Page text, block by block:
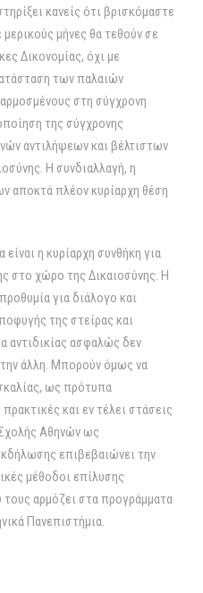
κανείς ότι βρισκόμαστε
μήνες θα τεθούν σε
Δικονομίας, όχι με
των παλαιών
στη σύγχρονη
της σύγχρονης
αντιλήψεων και βέλτιστων
Η συνδιαλλαγή, η
αποκτά πλέον κυρίαρχη θέση
η κυρίαρχη συνθήκη για
στο χώρο της Δικαιοσύνης. Η
για διάλογο και
της στείρας και
αντιδικίας ασφαλώς δεν
άλλη. Μπορούν όμως να
ως πρότυπα
και εν τέλει στάσεις
Αθηνών ως
επιβεβαιώνει την
μέθοδοι επίλυσης
αρμόζει στα προγράμματα
Πανεπιστήμια.